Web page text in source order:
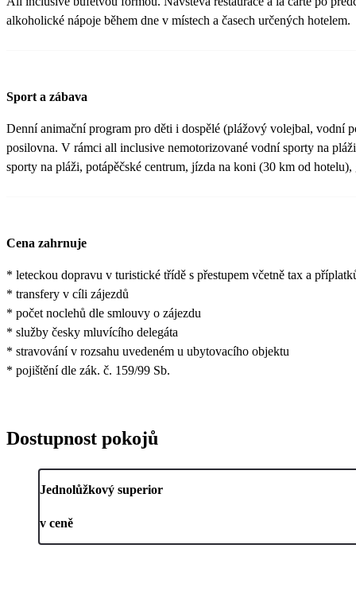
alkoholické nápoje během dne v místech a časech určených hotelem.
Sport a zábava
Denní animační program pro děti i dospělé (plážový volejbal, vodní
posilovna. V rámci all inclusive nemotorizované vodní sporty na
sporty na pláži, potápěčské centrum, jízda na koni (30 km od
Cena zahrnuje
* leteckou dopravu v turistické třídě s přestupem včetně tax a
* transfery v cíli zájezdů
* počet noclehů dle smlouvy o zájezdu
* služby česky mluvícího delegáta
* stravování v rozsahu uvedeném u ubytovacího objektu
* pojištění dle zák. č. 159/99 Sb.
Dostupnost pokojů
Jednolůžkový superior
v ceně